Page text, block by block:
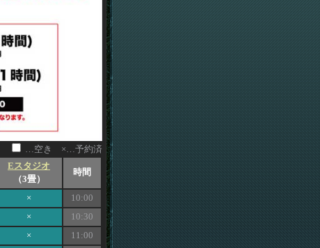
…空き ×…予約済
Eスタジオ
（3畳）
時間
×
10:00
×
10:30
×
11:00